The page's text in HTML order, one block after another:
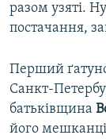
разом узяті.
постачання,
Перший
Санкт-
батьківщина
його